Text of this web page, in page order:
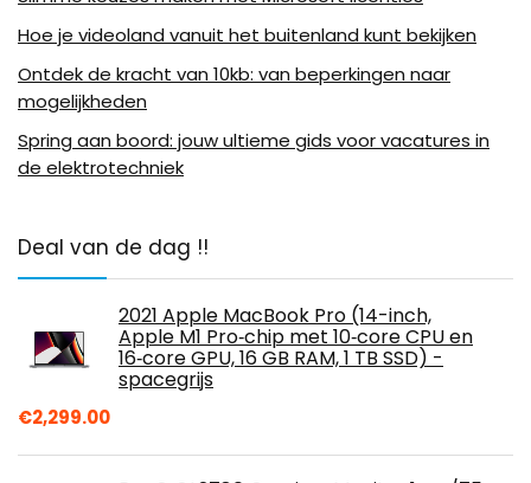
Hoe je videoland vanuit het buitenland kunt bekijken
Ontdek de kracht van 10kb: van beperkingen naar
mogelijkheden
Spring aan boord: jouw ultieme gids voor vacatures in
de elektrotechniek
Deal van de dag !!
2021 Apple MacBook Pro (14-inch,
Apple M1 Pro‑chip met 10‑core CPU en
16‑core GPU, 16 GB RAM, 1 TB SSD) -
spacegrijs
€2,299.00